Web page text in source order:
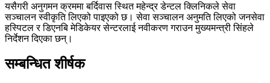
यसैगरी अनुगमन क्रममा बर्दिवास स्थित महेन्द्र डेन्टल क्लिनिकले सेवा
सञ्चालन स्वीकृति लिएको पाइएको छ। सेवा सञ्चालन अनुमति लिएको जनसेवा
हस्पिटल र डिएनबि मेडिकेयर सेन्टरलाई नवीकरण गराउन मुख्यमन्त्री सिंहले
निर्देशन दिएका छन्।
सम्बन्धित शीर्षक